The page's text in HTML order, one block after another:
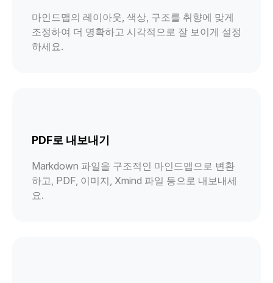
마인드맵의 레이아웃, 색상, 구조를 취향에 맞게
조정하여 더 명확하고 시각적으로 잘 보이게 설정
하세요.
PDF로 내보내기
Markdown 파일을 구조적인 마인드맵으로 변환
하고, PDF, 이미지, Xmind 파일 등으로 내보내세
요.